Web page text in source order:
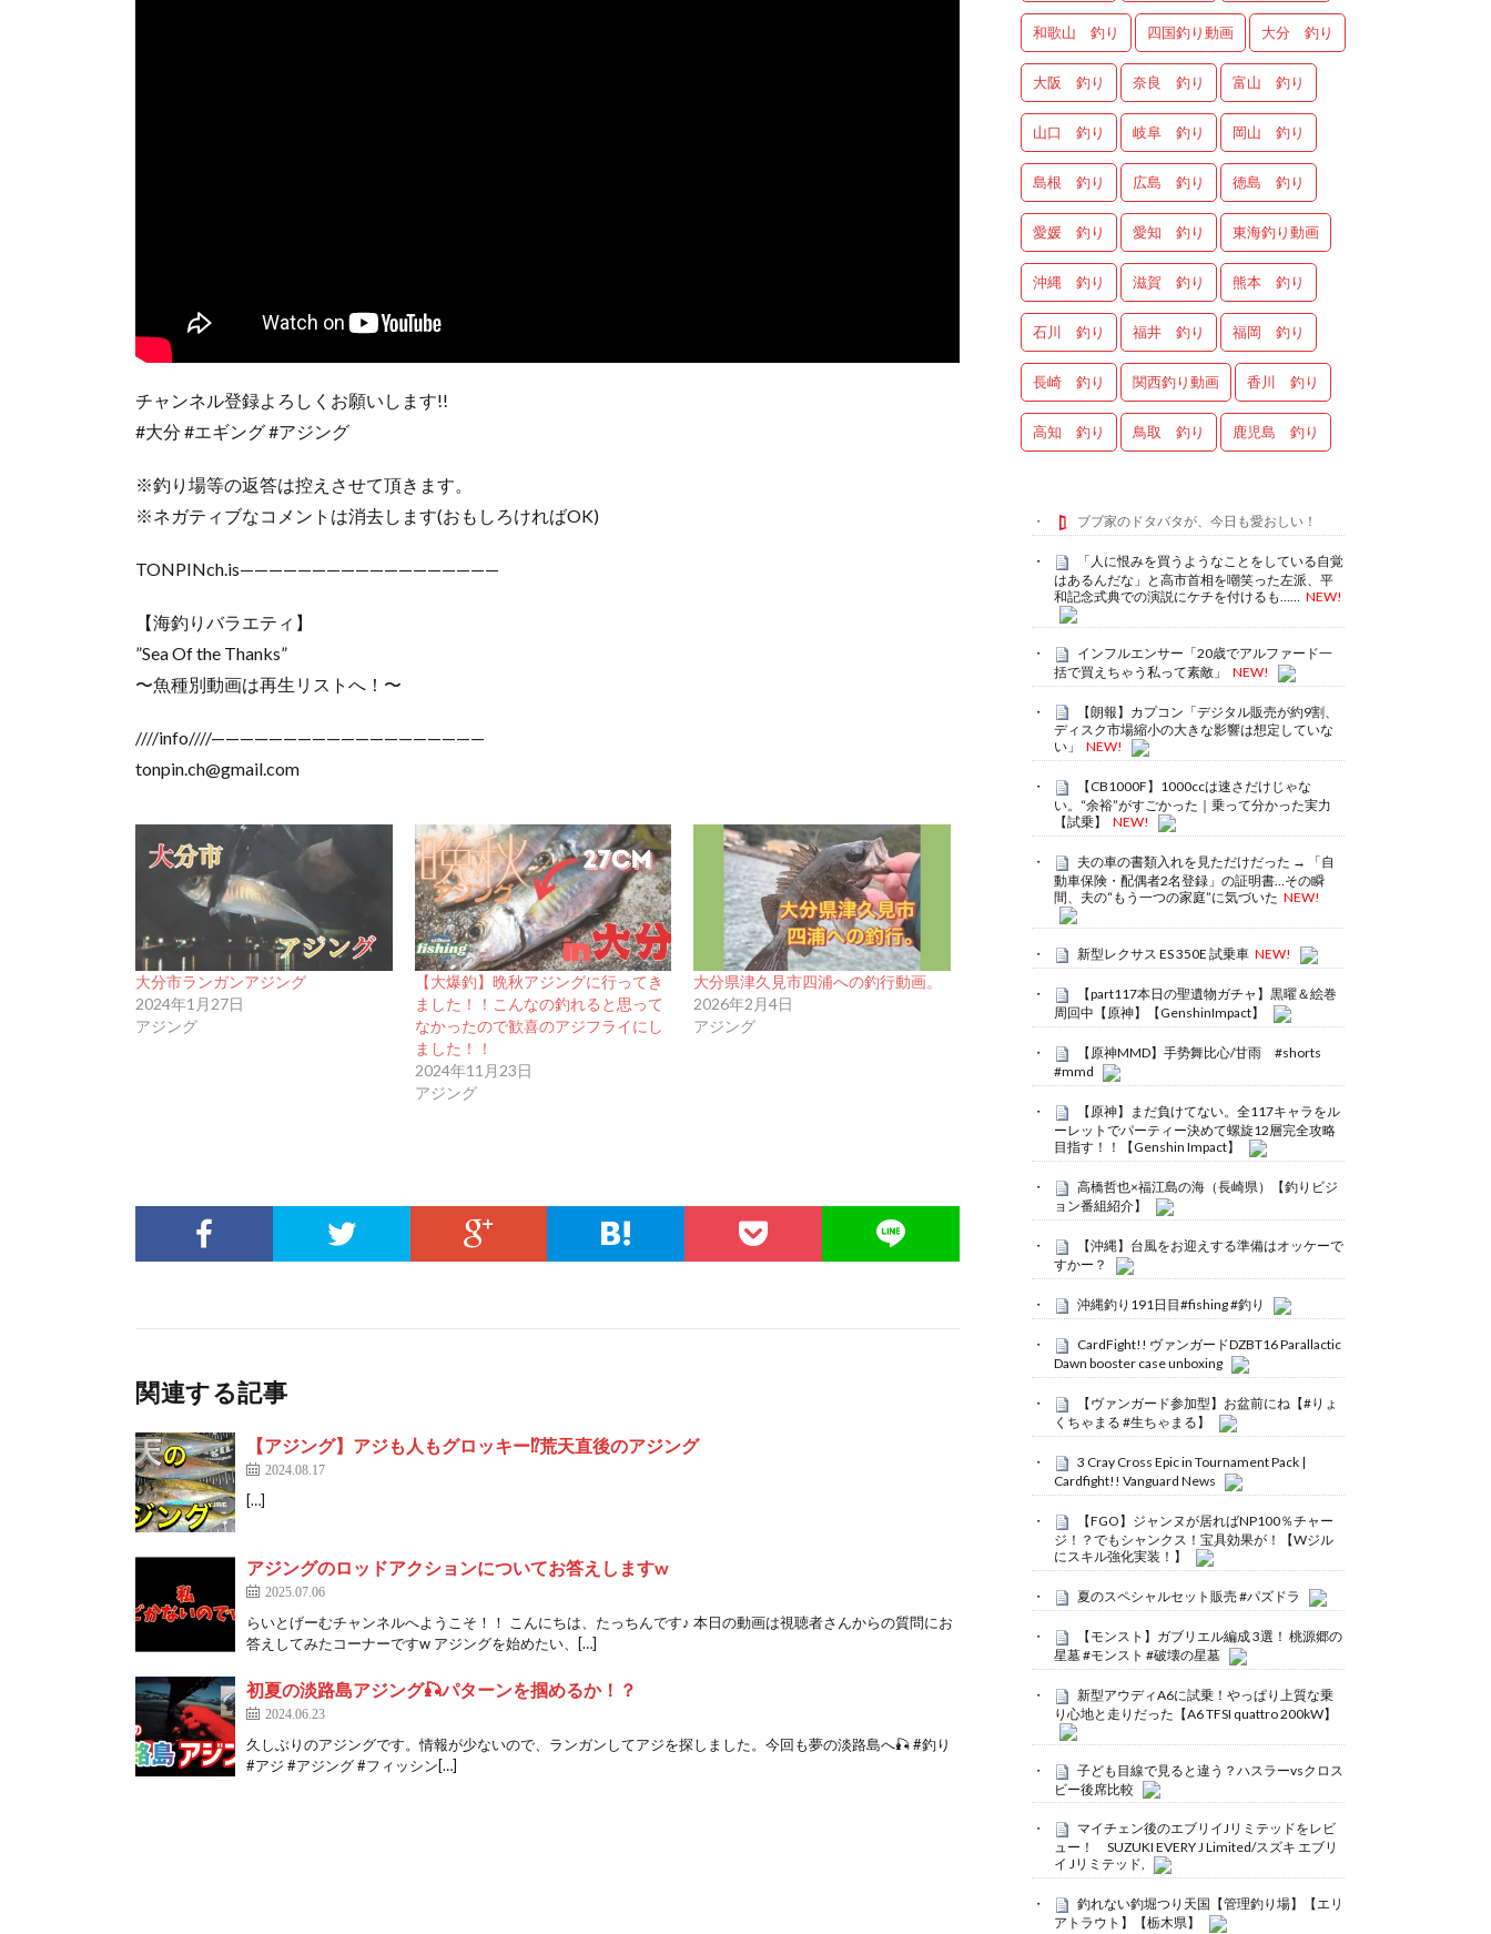
チャンネル登録よろしくお願いします!!
#大分 #エギング #アジング
※釣り場等の返答は控えさせて頂きます。
※ネガティブなコメントは消去します(おもしろければOK)
TONPINch.is——————————————————
【海釣りバラエティ】
”Sea Of the Thanks”
〜魚種別動画は再生リストへ！〜
////info////———————————————————
tonpin.ch@gmail.com
大分市ランガンアジング
2024年1月27日
アジング
【大爆釣】晩秋アジングに行ってき
ました！！こんなの釣れると思って
なかったので歓喜のアジフライにし
ました！！
2024年11月23日
アジング
大分県津久見市四浦への釣行動画。
2026年2月4日
アジング
関連する記事
【アジング】アジも人もグロッキー⁉︎荒天直後のアジング
2024.08.17
[…]
アジングのロッドアクションについてお答えしますw
2025.07.06
らいとげーむチャンネルへようこそ！！ こんにちは、たっちんです♪ 本日の動画は視聴者さんからの質問にお
答えしてみたコーナーですw アジングを始めたい、[…]
初夏の淡路島アジング🎣パターンを掴めるか！？
2024.06.23
久しぶりのアジングです。情報が少ないので、ランガンしてアジを探しました。今回も夢の淡路島へ🎣 #釣り
#アジ #アジング #フィッシン[…]
和歌山 釣り 四国釣り動画 大分 釣り
大阪 釣り 奈良 釣り 富山 釣り
山口 釣り 岐阜 釣り 岡山 釣り
島根 釣り 広島 釣り 徳島 釣り
愛媛 釣り 愛知 釣り 東海釣り動画
沖縄 釣り 滋賀 釣り 熊本 釣り
石川 釣り 福井 釣り 福岡 釣り
長崎 釣り 関西釣り動画 香川 釣り
高知 釣り 鳥取 釣り 鹿児島 釣り
ブブ家のドタバタが、今日も愛おしい！
「人に恨みを買うようなことをしている自覚
はあるんだな」と高市首相を嘲笑った左派、平
和記念式典での演説にケチを付けるも……
NEW!
インフルエンサー「20歳でアルファード一
括で買えちゃう私って素敵」
NEW!
【朗報】カプコン「デジタル販売が約9割、
ディスク市場縮小の大きな影響は想定していな
い」
NEW!
【CB1000F】1000ccは速さだけじゃな
い。“余裕”がすごかった｜乗って分かった実力
【試乗】
NEW!
夫の車の書類入れを見ただけだった → 「自
動車保険・配偶者2名登録」の証明書…その瞬
間、夫の“もう一つの家庭”に気づいた NEW!
新型レクサス ES 350E 試乗車 NEW!
【part117本日の聖遺物ガチャ】黒曜＆絵巻
周回中【原神】【GenshinImpact】
【原神MMD】手势舞比心/甘雨 #shorts
#mmd
【原神】まだ負けてない。全117キャラをル
ーレットでパーティー決めて螺旋12層完全攻略
目指す！！【Genshin Impact】
高橋哲也×福江島の海（長崎県）【釣りビジ
ョン番組紹介】
【沖縄】台風をお迎えする準備はオッケーで
すかー？
沖縄釣り191日目#fishing #釣り
CardFight!! ヴァンガードDZBT16 Parallactic
Dawn booster case unboxing
【ヴァンガード参加型】お盆前にね【#りょ
くちゃまる #生ちゃまる】
3 Cray Cross Epic in Tournament Pack |
Cardfight!! Vanguard News
【FGO】ジャンヌが居ればNP100％チャー
ジ！？でもシャンクス！宝具効果が！【Wジル
にスキル強化実装！】
夏のスペシャルセット販売 #パズドラ
【モンスト】ガブリエル編成 3選！ 桃源郷の
星墓 #モンスト #破壊の星墓
新型アウディA6に試乗！やっぱり上質な乗
り心地と走りだった【A6 TFSI quattro 200kW】
子ども目線で見ると違う？ハスラーvsクロス
ビー後席比較
マイチェン後のエブリイJリミテッドをレビ
ュー！ SUZUKI EVERY J Limited/スズキ エブリ
イ Jリミテッド,
釣れない釣堀つり天国【管理釣り場】【エリ
アトラウト】【栃木県】